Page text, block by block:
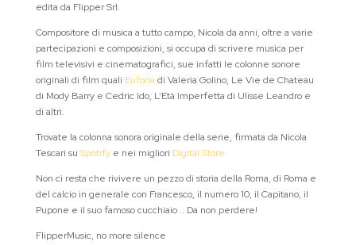
edita da Flipper Srl.
Compositore di musica a tutto campo, Nicola da anni, oltre a varie
partecipazioni e composizioni, si occupa di scrivere musica per
film televisivi e cinematografici, sue infatti le colonne sonore
originali di film quali Euforia di Valeria Golino, Le Vie de Chateau
di Mody Barry e Cedric Ido, L’Età Imperfetta di Ulisse Leandro e
di altri.
Trovate la colonna sonora originale della serie, firmata da Nicola
Tescari su Spotifye nei migliori Digital Store
Non ci resta che rivivere un pezzo di storia della Roma, di Roma e
del calcio in generale con Francesco, il numero 10, il Capitano, il
Pupone e il suo famoso cucchiaio .. Da non perdere!
FlipperMusic, no more silence